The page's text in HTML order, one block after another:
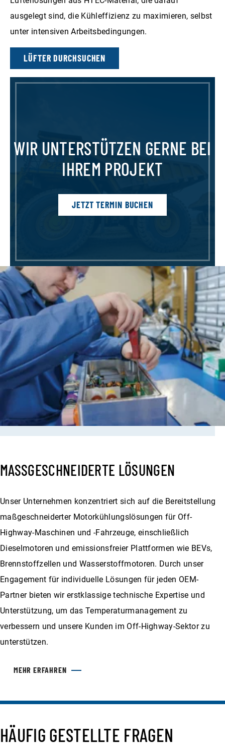
ausgelegt sind, die Kühleffizienz zu maximieren, selbst
unter intensiven Arbeitsbedingungen.
LÜFTER DURCHSUCHEN
WIR UNTERSTÜTZEN GERNE BEI
IHREM PROJEKT
JETZT TERMIN BUCHEN
MASSGESCHNEIDERTE LÖSUNGEN
Unser Unternehmen konzentriert sich auf die Bereitstellung
maßgeschneiderter Motorkühlungslösungen für Off-
Highway-Maschinen und -Fahrzeuge, einschließlich
Dieselmotoren und emissionsfreier Plattformen wie BEVs,
Brennstoffzellen und Wasserstoffmotoren. Durch unser
Engagement für individuelle Lösungen für jeden OEM-
Partner bieten wir erstklassige technische Expertise und
Unterstützung, um das Temperaturmanagement zu
verbessern und unsere Kunden im Off-Highway-Sektor zu
unterstützen.
MEHR ERFAHREN
HÄUFIG GESTELLTE FRAGEN